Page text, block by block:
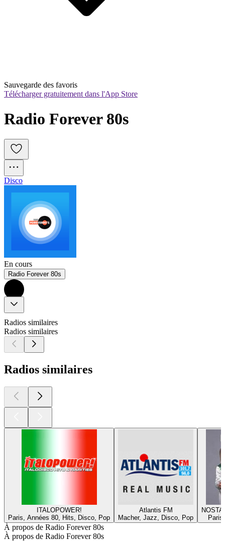
Sauvegarde des favoris
Télécharger gratuitement dans l'App Store
Radio Forever 80s
Disco
En cours
Radio Forever 80s
Radios similaires
Radios similaires
Radios similaires
ITALOPOWER!
Paris, Années 80, Hits, Disco, Pop
Atlantis FM
Macher, Jazz, Disco, Pop
À propos de Radio Forever 80s
À propos de Radio Forever 80s